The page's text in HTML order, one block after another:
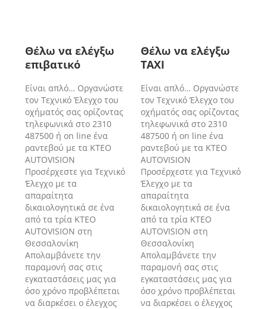
Θέλω να ελέγξω
επιβατικό
Είναι απλό… Οργανώστε
τον Τεχνικό Έλεγχο του
οχήματός σας ορίζοντας
τηλεφωνικά στο 2310
487500 ή on line ένα
ραντεβού με τα ΚΤΕΟ
AUTOVISION
Προσέρχεστε για Τεχνικό
Έλεγχο με τα
απαραίτητα
δικαιολογητικά σε ένα
από τα τρία ΚΤΕΟ
AUTOVISION στη
Θεσσαλονίκη
Απολαμβάνετε την
παραμονή σας στις
εγκαταστάσεις μας για
όσο χρόνο προβλέπεται
να διαρκέσει ο έλεγχος
Θέλω να ελέγξω
TAXI
Είναι απλό… Οργανώστε
τον Τεχνικό Έλεγχο του
οχήματός σας ορίζοντας
τηλεφωνικά στο 2310
487500 ή on line ένα
ραντεβού με τα ΚΤΕΟ
AUTOVISION
Προσέρχεστε για Τεχνικό
Έλεγχο με τα
απαραίτητα
δικαιολογητικά σε ένα
από τα τρία ΚΤΕΟ
AUTOVISION στη
Θεσσαλονίκη
Απολαμβάνετε την
παραμονή σας στις
εγκαταστάσεις μας για
όσο χρόνο προβλέπεται
να διαρκέσει ο έλεγχος